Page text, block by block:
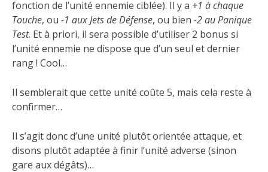
fonction de l’unité ennemie ciblée). Il y a +1 à chaque
Touche, ou -1 aux Jets de Défense, ou bien -2 au Panique
Test. Et à priori, il sera possible d’utiliser 2 bonus si
l’unité ennemie ne dispose que d’un seul et dernier
rang ! Cool…
Il semblerait que cette unité coûte 5, mais cela reste à
confirmer…
Il s’agit donc d’une unité plutôt orientée attaque, et
disons plutôt adaptée à finir l’unité adverse (sinon
gare aux dégâts)…